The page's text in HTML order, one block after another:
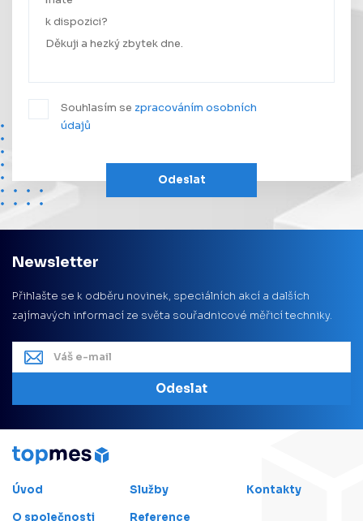
Souhlasím se zpracováním osobních
údajů
Odeslat
Newsletter
Přihlašte se k odběru novinek, speciálních akcí a dalších
zajímavých informací ze světa souřadnicové měřicí techniky.
Odeslat
Úvod
O společnosti
Služby
Reference
Kontakty